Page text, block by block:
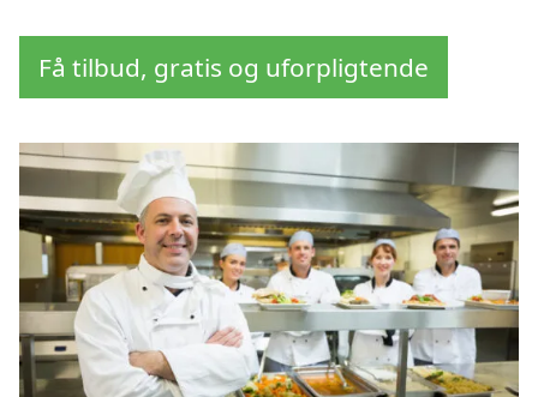
Få tilbud, gratis og uforpligtende